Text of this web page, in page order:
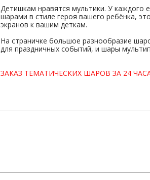
Детишкам нравятся мультики. У каждого
шарами в стиле героя вашего ребёнка,
экранов к вашим деткам.
На страничке большое разнообразие
для праздничных событий, и шары
ЗАКАЗ ТЕМАТИЧЕСКИХ ШАРОВ ЗА 24